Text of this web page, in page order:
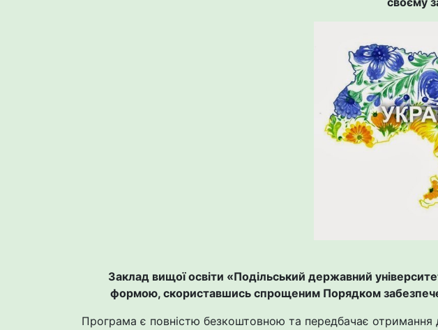
Заклад вищої освіти «Подільський державний
формою, скориставшись спрощеним Порядком
Програма є повністю безкоштовною та передбачає отримання